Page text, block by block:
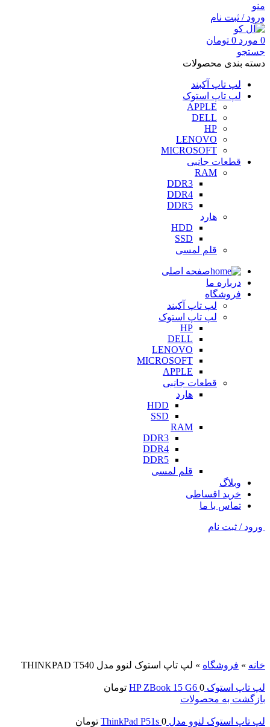
منو
ورود / ثبت نام
0 مورد 0 تومان
جستجو
دسته بندی محصولات
لپ تاپ آکبند
لپ تاپ استوک
APPLE
DELL
HP
LENOVO
MICROSOFT
قطعات جانبی
RAM
DDR3
DDR4
DDR5
هارد
HDD
SSD
قلم لمسی
صفحه اصلی
درباره ما
فروشگاه
لپ تاپ آکبند
لپ تاپ استوک
HP
DELL
LENOVO
MICROSOFT
APPLE
قطعات جانبی
هارد
HDD
SSD
RAM
DDR3
DDR4
DDR5
قلم لمسی
وبلاگ
خرید اقساطی
تماس با ما
ورود / ثبت نام
خانه » فروشگاه » لپ تاپ استوک لنوو مدل THINKPAD T540
لپ تاپ استوک HP ZBook 15 G6 0
تومان
بازگشت به محصولات
لپ تاپ استوک لنوو مدل ThinkPad P51s 0 تومان